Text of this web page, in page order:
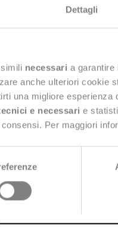
Dettagli
necessari a garantire
anche ulteriori cookie
una migliore
e necessari e
Per maggiori
e